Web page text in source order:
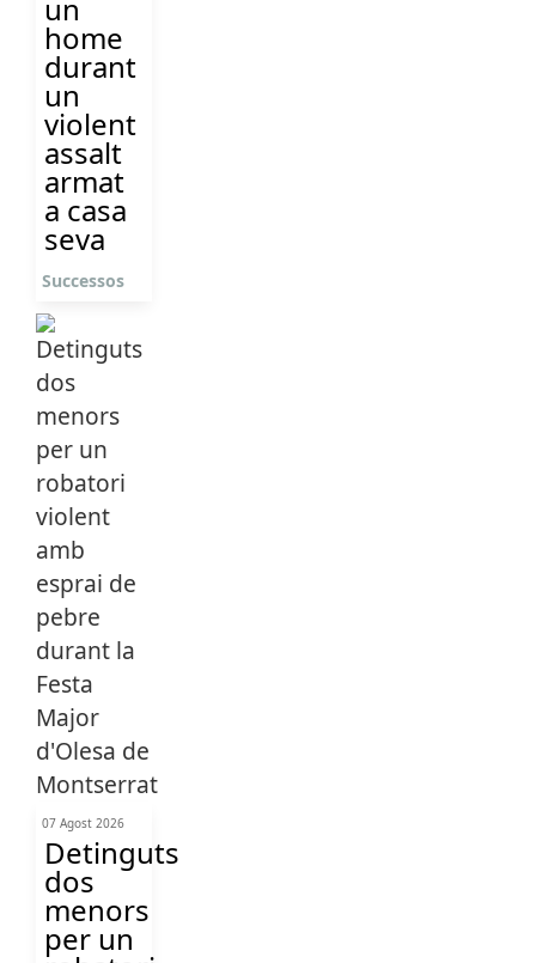
un
home
durant
un
violent
assalt
armat
a casa
seva
Successos
07 Agost 2026
Detinguts
dos
menors
per un